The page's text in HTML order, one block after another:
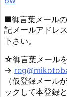
■御言葉メール
記メールアドレ
下さい。
☆御言葉メール
→
（仮登録メール
ックして本登録